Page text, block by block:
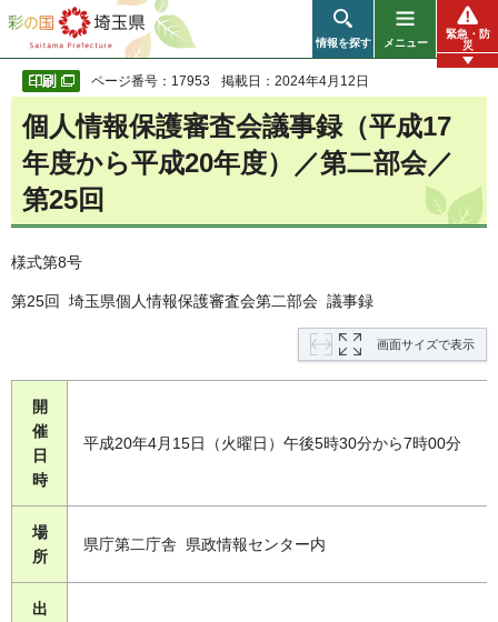
彩の国 埼玉県
情報を探す メニュー
緊急・防
災
ページ番号：17953 掲載日：2024年4月12日
個人情報保護審査会議事録（平成17
年度から平成20年度）／第二部会／
第25回
様式第8号
第25回 埼玉県個人情報保護審査会第二部会 議事録
画面サイズで表示
開
催
日
時
平成20年4月15日（火曜日）午後5時30分から7時00分
場
所
県庁第二庁舎 県政情報センター内
出